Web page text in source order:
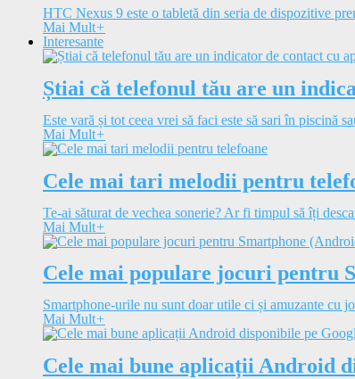
HTC Nexus 9 este o tabletă din seria de dispozitive
Mai Mult+
Interesante
Știai că telefonul tău are un
Este vară și tot ceea vrei să faci este să sari în piscină
Mai Mult+
Cele mai tari melodii pentru
Te-ai săturat de vechea sonerie? Ar fi timpul să îți
Mai Mult+
Cele mai populare jocuri pentru
Smartphone-urile nu sunt doar utile ci și amuzante cu
Mai Mult+
Cele mai bune aplicații Android